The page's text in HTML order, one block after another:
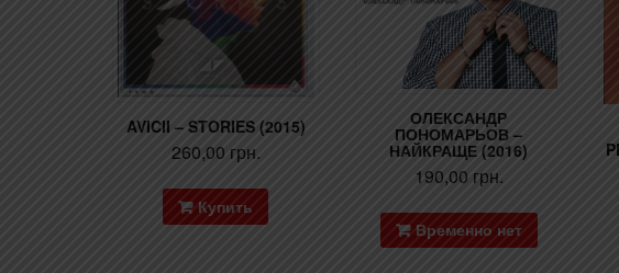
AVICII – STORIES (2015)
260,00 грн.
Купить
ОЛЕКСАНДР
ПОНОМАРЬОВ –
НАЙКРАЩЕ (2016)
190,00 грн.
Временно нет